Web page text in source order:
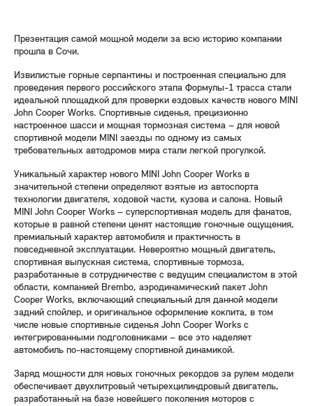
Презентация самой мощной модели за всю историю компании
прошла в Сочи.
Извилистые горные серпантины и построенная специально для
проведения первого российского этапа Формулы-1 трасса стали
идеальной площадкой для проверки ездовых качеств нового MINI
John Cooper Works. Спортивные сиденья, прецизионно
настроенное шасси и мощная тормозная система – для новой
спортивной модели MINI заезды по одному из самых
требовательных автодромов мира стали легкой прогулкой.
Уникальный характер нового MINI John Cooper Works в
значительной степени определяют взятые из автоспорта
технологии двигателя, ходовой части, кузова и салона. Новый
MINI John Cooper Works – суперспортивная модель для фанатов,
которые в равной степени ценят настоящие гоночные ощущения,
премиальный характер автомобиля и практичность в
повседневной эксплуатации. Невероятно мощный двигатель,
спортивная выпускная система, спортивные тормоза,
разработанные в сотрудничестве с ведущим специалистом в этой
области, компанией Brembo, аэродинамический пакет John
Cooper Works, включающий специальный для данной модели
задний спойлер, и оригинальное оформление кокпита, в том
числе новые спортивные сиденья John Cooper Works с
интегрированными подголовниками – все это наделяет
автомобиль по-настоящему спортивной динамикой.
Заряд мощности для новых гоночных рекордов за рулем модели
обеспечивает двухлитровый четырехцилиндровый двигатель,
разработанный на базе новейшего поколения моторов с